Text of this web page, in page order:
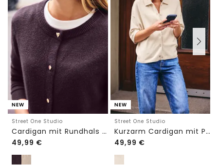
NEW
Street One Studio
Cardigan mit Rundhals und Knöpfen
49,99 €
NEW
Street One Studio
Kurzarm Cardigan mit Polokragen
49,99 €